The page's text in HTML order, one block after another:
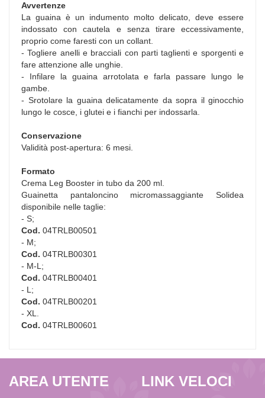
Avvertenze
La guaina è un indumento molto delicato, deve essere
indossato con cautela e senza tirare eccessivamente,
proprio come faresti con un collant.
- Togliere anelli e bracciali con parti taglienti e sporgenti e
fare attenzione alle unghie.
- Infilare la guaina arrotolata e farla passare lungo le
gambe.
- Srotolare la guaina delicatamente da sopra il ginocchio
lungo le cosce, i glutei e i fianchi per indossarla.
Conservazione
Validità post-apertura: 6 mesi.
Formato
Crema Leg Booster in tubo da 200 ml.
Guainetta pantaloncino micromassaggiante Solidea
disponibile nelle taglie:
- S;
Cod. 04TRLB00501
- M;
Cod. 04TRLB00301
- M-L;
Cod. 04TRLB00401
- L;
Cod. 04TRLB00201
- XL.
Cod. 04TRLB00601
AREA UTENTE LINK VELOCI